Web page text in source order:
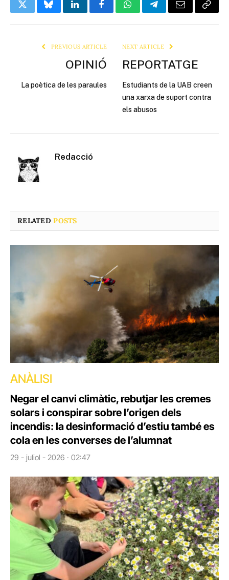
TwitterBlueskyLinkedInFacebookWhatsAppTelegramEmail Copy
PREVIOUS ARTICLE
OPINIÓ
La poètica de les paraules
NEXT ARTICLE
REPORTATGE
Estudiants de la UAB creen
una xarxa de suport contra
els abusos
Redacció
RELATEDPOSTS
ANÀLISI
Negar el canvi climàtic, rebutjar les cremes
solars i conspirar sobre l’origen dels
incendis: la desinformació d’estiu també es
cola en les converses de l’alumnat
29 - juliol - 2026 · 02:47